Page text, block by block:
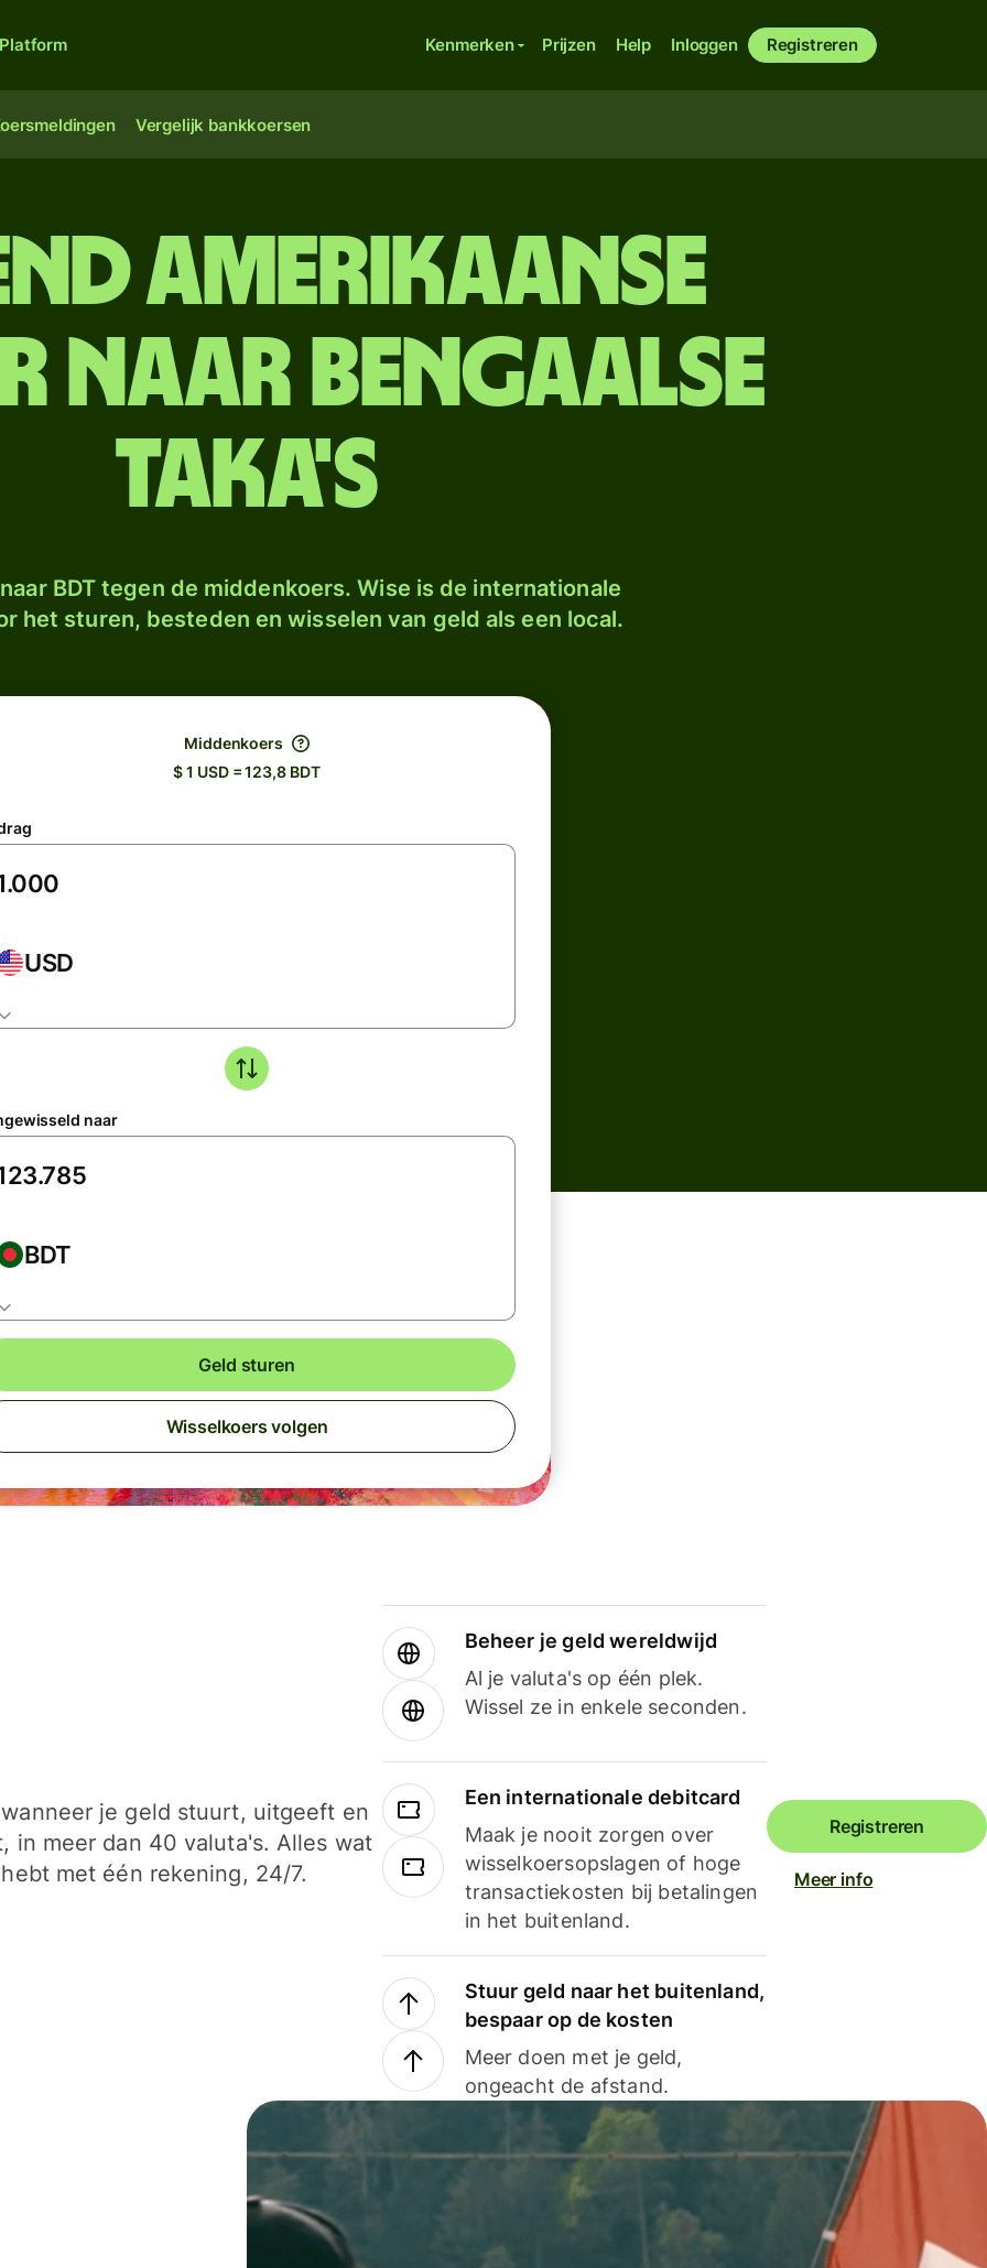
Platform Kenmerken Prijzen Help Inloggen Registreren
Vergelijk bankkoersen
Amerikaanse
Bengaalse
taka's
BDT tegen de middenkoers. Wise is de internationale
het sturen, besteden en wisselen van geld als een local.
Middenkoers
$ 1 USD = 123,8 BDT
USD
naar
BDT
Geld sturen
Wisselkoers volgen
je geld stuurt, uitgeeft en
in meer dan 40 valuta's. Alles wat
met één rekening, 24/7.
Beheer je geld wereldwijd
Al je valuta's op één plek.
Wissel ze in enkele seconden.
Een internationale debitcard
Maak je nooit zorgen over
wisselkoersopslagen of hoge
transactiekosten bij betalingen
in het buitenland.
Stuur geld naar het buitenland,
bespaar op de kosten
Meer doen met je geld,
ongeacht de afstand.
Registreren
Meer info